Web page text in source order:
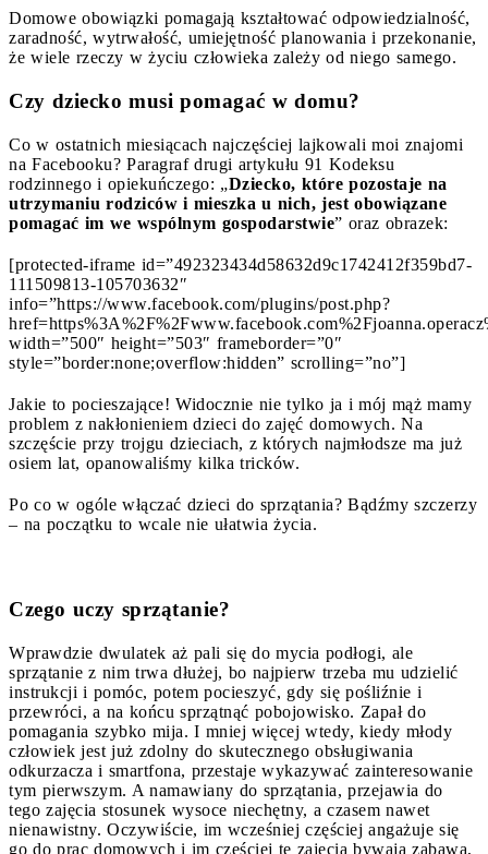
Domowe obowiązki pomagają kształtować odpowiedzialność,
zaradność, wytrwałość, umiejętność planowania i przekonanie,
że wiele rzeczy w życiu człowieka zależy od niego samego.
Czy dziecko musi pomagać w domu?
Co w ostatnich miesiącach najczęściej lajkowali moi znajomi
na Facebooku? Paragraf drugi artykułu 91 Kodeksu
rodzinnego i opiekuńczego: „Dziecko, które pozostaje na
utrzymaniu rodziców i mieszka u nich, jest obowiązane
pomagać im we wspólnym gospodarstwie” oraz obrazek:
[protected-iframe id=”492323434d58632d9c1742412f359bd7-
111509813-105703632″
info=”https://www.facebook.com/plugins/post.php?
width=”500″ height=”503″ frameborder=”0″
style=”border:none;overflow:hidden” scrolling=”no”]
Jakie to pocieszające! Widocznie nie tylko ja i mój mąż mamy
problem z nakłonieniem dzieci do zajęć domowych. Na
szczęście przy trojgu dzieciach, z których najmłodsze ma już
osiem lat, opanowaliśmy kilka tricków.
Po co w ogóle włączać dzieci do sprzątania? Bądźmy szczerzy
– na początku to wcale nie ułatwia życia.
Czego uczy sprzątanie?
Wprawdzie dwulatek aż pali się do mycia podłogi, ale
sprzątanie z nim trwa dłużej, bo najpierw trzeba mu udzielić
instrukcji i pomóc, potem pocieszyć, gdy się pośliźnie i
przewróci, a na końcu sprzątnąć pobojowisko. Zapał do
pomagania szybko mija. I mniej więcej wtedy, kiedy młody
człowiek jest już zdolny do skutecznego obsługiwania
odkurzacza i smartfona, przestaje wykazywać zainteresowanie
tym pierwszym. A namawiany do sprzątania, przejawia do
tego zajęcia stosunek wysoce niechętny, a czasem nawet
nienawistny. Oczywiście, im wcześniej częściej angażuje się
go do prac domowych i im częściej te zajęcia bywają zabawą,